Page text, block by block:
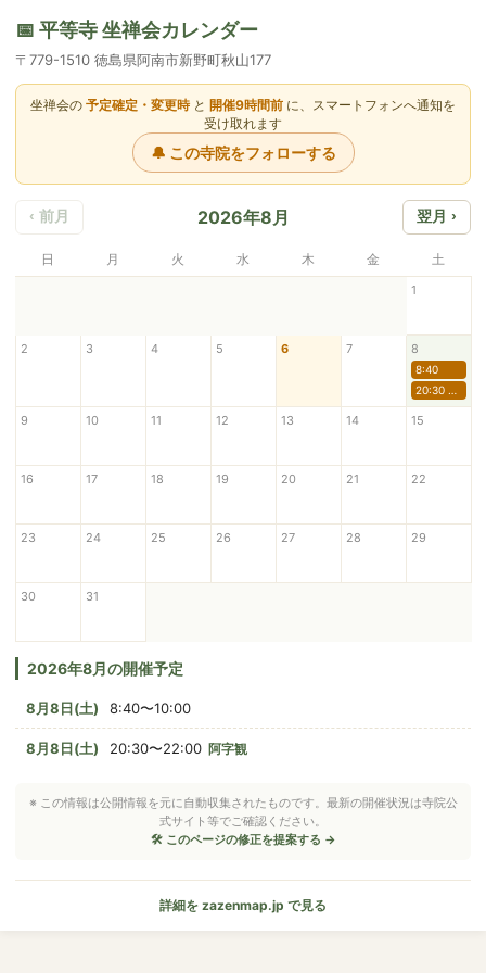
📅 平等寺 坐禅会カレンダー
〒779-1510 徳島県阿南市新野町秋山177
坐禅会の 予定確定・変更時と 開催9時間前 に、スマートフォンへ通知を
受け取れます
🔔 この寺院をフォローする
‹ 前月 2026年8月 翌月 ›
日 月 火 水 木 金 土
1
2 3 4 5 6 7 8
8:40
20:30 阿字観
9 10 11 12 13 14 15
16 17 18 19 20 21 22
23 24 25 26 27 28 29
30 31
2026年8月の開催予定
8月8日(土) 8:40〜10:00
8月8日(土) 20:30〜22:00 阿字観
※ この情報は公開情報を元に自動収集されたものです。最新の開催状況は寺院公
式サイト等でご確認ください。
🛠 このページの修正を提案する →
詳細を zazenmap.jp で見る